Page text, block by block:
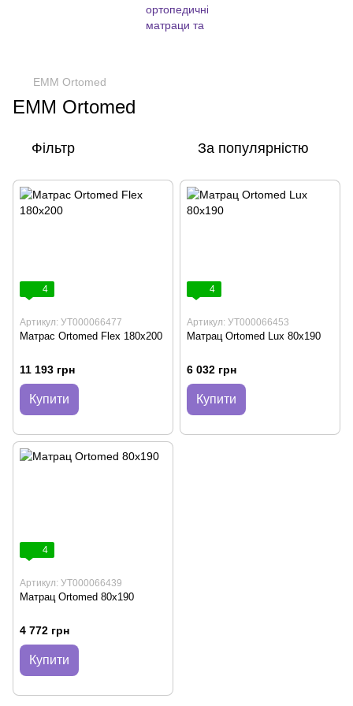
EMM Ortomed
EMM Ortomed
Фільтр За популярністю
4
Артикул: УТ000066477
Матрас Ortomed Flex 180x200
11 193 грн
Купити
4
Артикул: УТ000066453
Матрац Ortomed Lux 80x190
6 032 грн
Купити
4
Артикул: УТ000066439
Матрац Ortomed 80x190
4 772 грн
Купити